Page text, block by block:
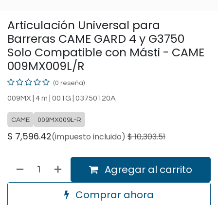
Articulación Universal para
Barreras CAME GARD 4 y G3750
Solo Compatible con Másti - CAME
009MX009L/R
(0 reseña)
009MX | 4 m | 001G | 03750120A
CAME 009MX009L-R
$ 7,596.42(impuesto incluido) $10,303.51
Agregar al carrito
Comprar ahora